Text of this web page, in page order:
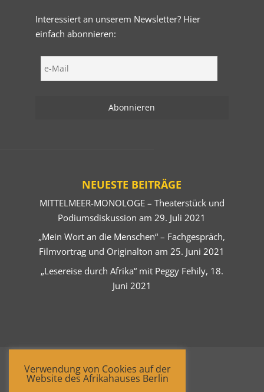
Interessiert an unserem Newsletter? Hier
einfach abonnieren:
NEUESTE BEITRÄGE
MITTELMEER-MONOLOGE – Theaterstück und
Podiumsdiskussion am 29. Juli 2021
„Mein Wort an die Menschen“ – Fachgespräch,
Filmvortrag und Originalton am 25. Juni 2021
„Lesereise durch Afrika“ mit Peggy Fehily, 18.
Juni 2021
Verwendung von Cookies auf der
Website des Afrikahauses Berlin